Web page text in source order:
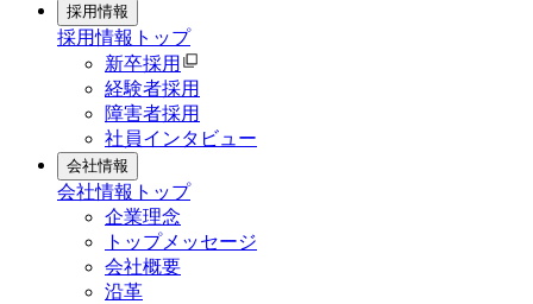
採用情報
採用情報 トップ
新卒採用
経験者採用
障害者採用
社員インタビュー
会社情報
会社情報 トップ
企業理念
トップメッセージ
会社概要
沿革